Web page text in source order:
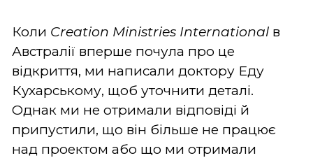
Коли Creation Ministries International в
Австралії вперше почула про це
відкриття, ми написали доктору Еду
Кухарському, щоб уточнити деталі.
Однак ми не отримали відповіді й
припустили, що він більше не працює
над проектом або що ми отримали